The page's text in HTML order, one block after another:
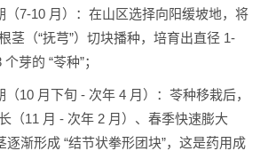
7-10 月）：在山区选择向阳缓坡地，将
茎（“抚芎”）切块播种，培育出直径 1-
芽的 “苓种”；
月下旬 - 次年 4 月）：苓种移栽后，
（11 月 - 次年 2 月）、春季快速膨大
逐渐形成 “结节状拳形团块”，这是药用成